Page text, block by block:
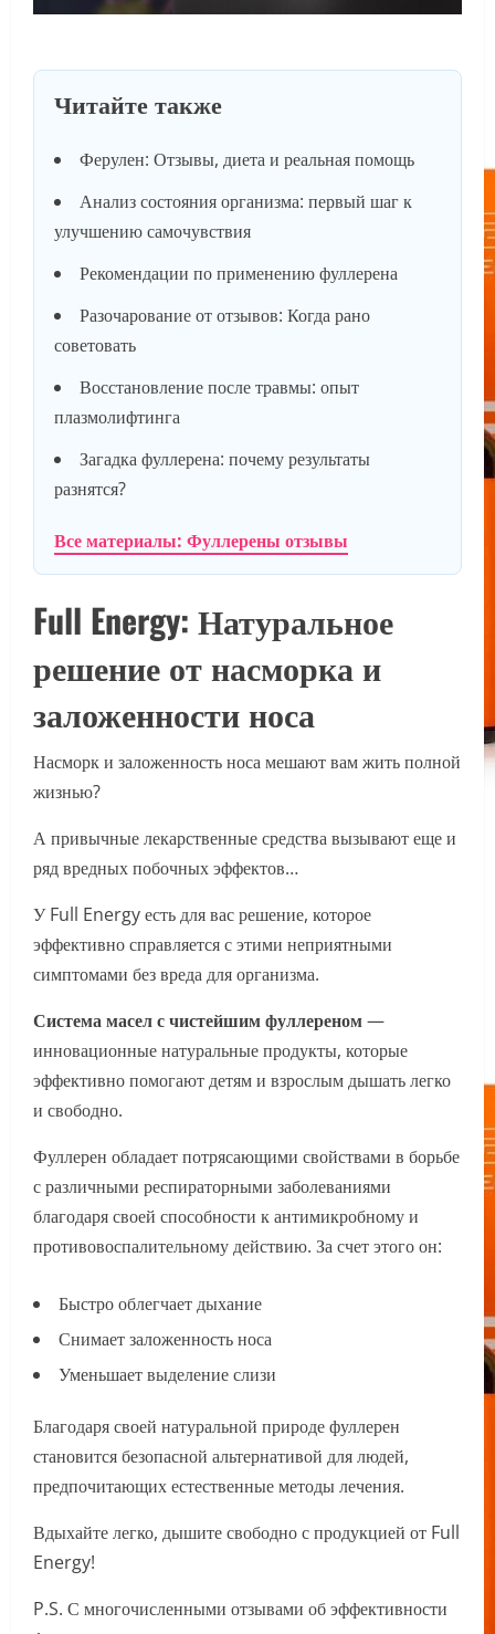
Читайте также
Ферулен: Отзывы, диета и реальная помощь
Анализ состояния организма: первый шаг к
улучшению самочувствия
Рекомендации по применению фуллерена
Разочарование от отзывов: Когда рано
советовать
Восстановление после травмы: опыт
плазмолифтинга
Загадка фуллерена: почему результаты
разнятся?
Все материалы: Фуллерены отзывы
Full Energy: Натуральное
решение от насморка и
заложенности носа
Насморк и заложенность носа мешают вам жить полной
жизнью?
А привычные лекарственные средства вызывают еще и
ряд вредных побочных эффектов…
У Full Energy есть для вас решение, которое
эффективно справляется с этими неприятными
симптомами без вреда для организма.
Система масел с чистейшим фуллереном—
инновационные натуральные продукты, которые
эффективно помогают детям и взрослым дышать легко
и свободно.
Фуллерен обладает потрясающими свойствами в борьбе
с различными респираторными заболеваниями
благодаря своей способности к антимикробному и
противовоспалительному действию. За счет этого он:
Быстро облегчает дыхание
Снимает заложенность носа
Уменьшает выделение слизи
Благодаря своей натуральной природе фуллерен
становится безопасной альтернативой для людей,
предпочитающих естественные методы лечения.
Вдыхайте легко, дышите свободно с продукцией от Full
Energy!
P.S. С многочисленными отзывами об эффективности